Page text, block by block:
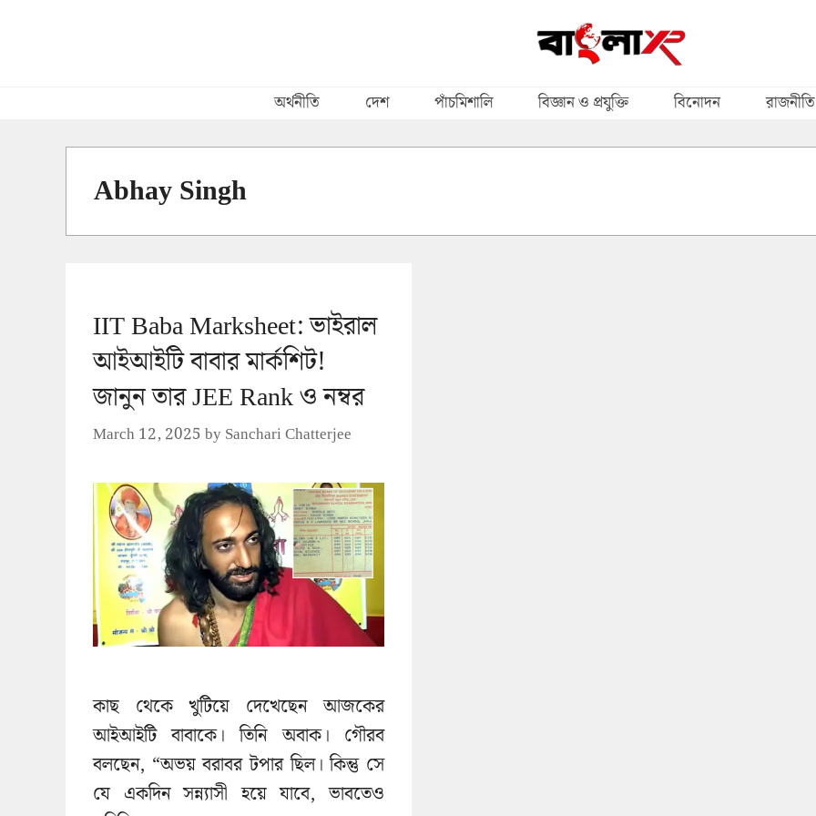
অর্থনীতি দেশ পাঁচমিশালি বিজ্ঞান ও প্রযুক্তি বিনোদন রাজনীতি
Abhay Singh
IIT Baba Marksheet: ভাইরাল
আইআইটি বাবার মার্কশিট!
জানুন তার JEE Rank ও নম্বর
March 12, 2025bySanchari Chatterjee
কাছ থেকে খুটিয়ে দেখেছেন আজকের
আইআইটি বাবাকে। তিনি অবাক। গৌরব
বলছেন, “অভয় বরাবর টপার ছিল। কিন্তু সে
যে একদিন সন্ন্যাসী হয়ে যাবে, ভাবতেও